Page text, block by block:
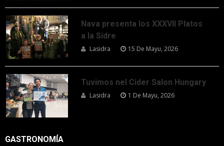
Nava presenta los XXXVII Platos
a la Sidre
Lasidra 15 De Mayu, 2026
Tuvimos nel Cider Salon Hungary
Lasidra 1 De Mayu, 2026
GASTRONOMÍA